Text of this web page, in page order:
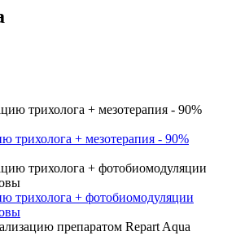
трихолога + мезотерапия - 90%
трихолога + фотобиомодуляции